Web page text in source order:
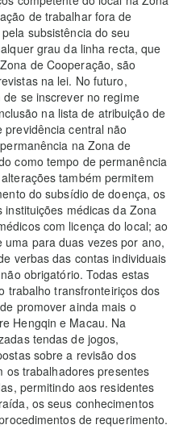
de trabalhar fora de
subsistência do seu
grau da linha recta, que
de Cooperação, são
na lei. No futuro,
se inscrever no regime
na lista de atribuição de
central não
na Zona de
como tempo de permanência
também permitem
do subsídio de doença, os
médicas da Zona
com licença do local; ao
para duas vezes por ano,
verbas das contas individuais
obrigatório. Todas estas
trabalho transfronteiriços dos
promover ainda mais o
Hengqin e Macau. Na
tendas de jogos,
sobre a revisão dos
os trabalhadores presentes
permitindo aos residentes
os seus conhecimentos
de requerimento.